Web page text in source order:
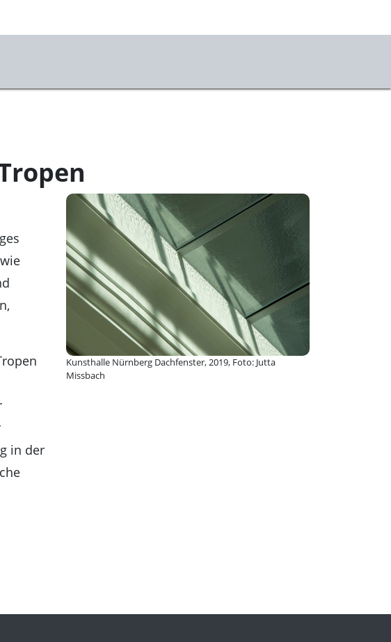
Haus
Contemporaries e.V.
Die Vitrine
Marianne-Defet-Malerei-
Stipendium
Ateliers im Werkhaus
Atelierförderung
KunstKulturQuartier
in der
Kunsthalle Nürnberg Dachfenster, 2019, Foto: Jutta
Missbach